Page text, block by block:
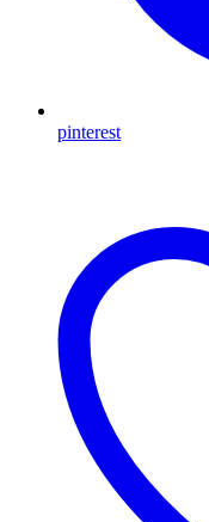
pinterest